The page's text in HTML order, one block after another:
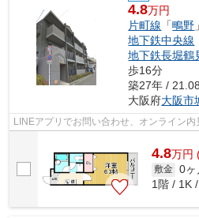
4.8万円
片町線 「鴫野
地下鉄中央線
地下鉄長堀鶴
歩16分
築27年 /
大阪府大阪市
LINEアプリでお問い合わせ、オンライン内
4.8万円
敷金 0ヶ
1階 / 1K